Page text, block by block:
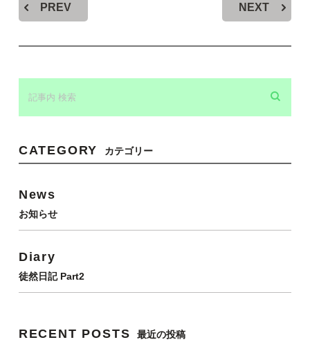
PREV NEXT
CATEGORY カテゴリー
News
お知らせ
Diary
徒然日記 Part2
RECENT POSTS 最近の投稿